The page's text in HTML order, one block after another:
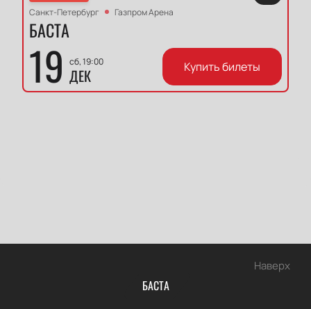
Санкт-Петербург
Газпром Арена
БАСТА
19 сб, 19:00
ДЕК Купить билеты
Наверх
БАСТА